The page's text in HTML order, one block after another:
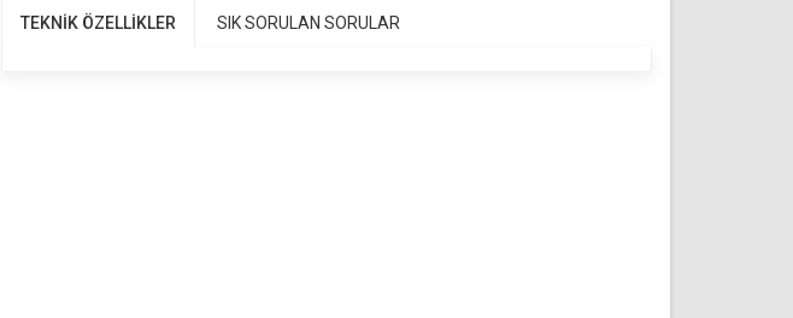
TEKNİK ÖZELLİKLER SIK SORULAN SORULAR